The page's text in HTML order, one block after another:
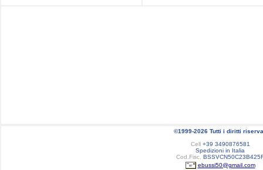
©1999-2026 Tutti i diritti
Cell+39 3490876581
Spedizioni in Italia
Cod.Fisc.
ebussi50@gmail.com